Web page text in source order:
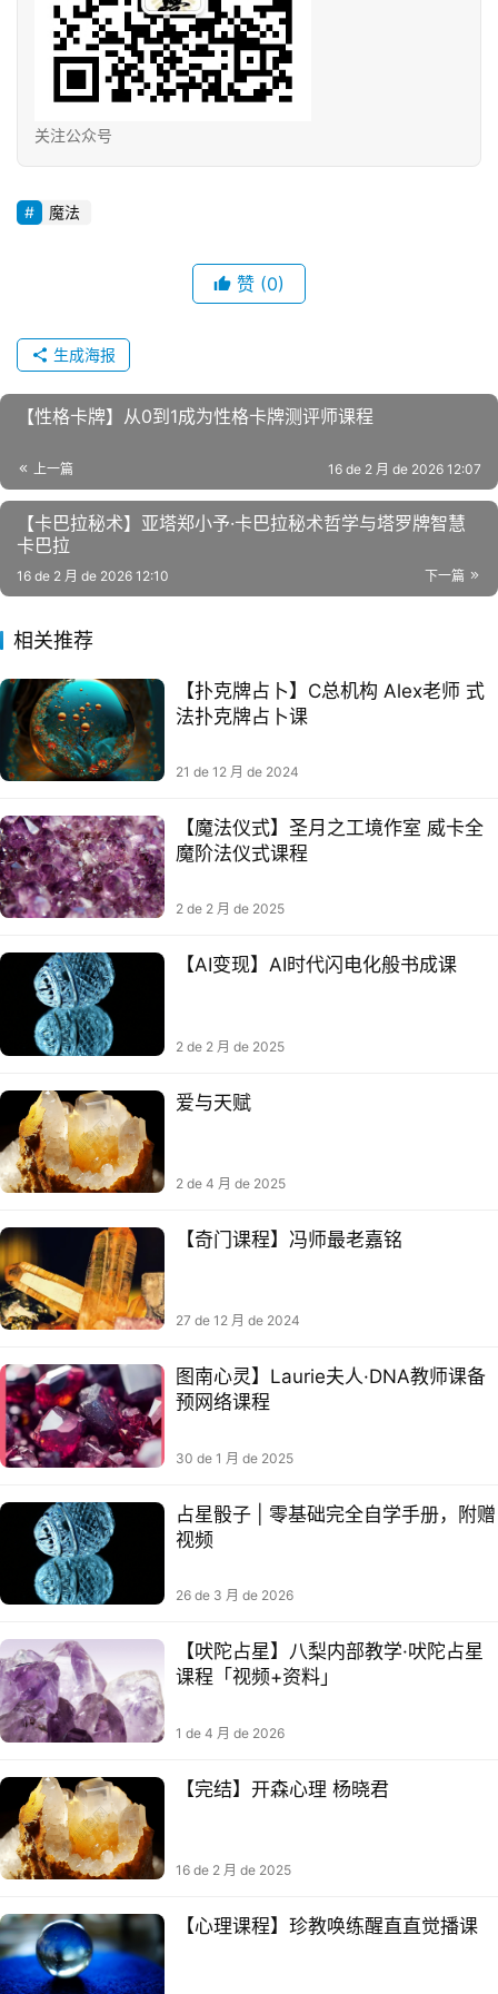
关注公众号
魔法
赞 (0)
生成海报
【性格卡牌】从0到1成为性格卡牌测评师课程
上一篇 16 de 2 月 de 2026 12:07
【卡巴拉秘术】亚塔郑小予·卡巴拉秘术哲学与塔罗牌智慧
卡巴拉
下一篇
16 de 2 月 de 2026 12:10
相关推荐
【扑克‮占牌‬卜】C总机构 Alex老师 ‮式
法‬扑克牌占‮课卜
21 de 12 月 de 2024
【魔法仪式】圣月之工境‬作室 威卡全
魔阶‬法仪式课程
2 de 2 月 de 2025
【AI变现】AI时代闪电化般‬书成课
2 de 2 月 de 2025
爱与天赋
2 de 4 月 de 2025
【奇门课程】冯师最老嘉铭
27 de 12 月 de 2024
图南心灵】Laurie夫人·DNA教师课‮备
预‬网络课程
30 de 1 月 de 2025
占星骰子 | 零基础完全自学手册，附赠
视频
26 de 3 月 de 2026
【吠陀占星】八梨内部教学·吠陀占星
课程「视频+资料」
1 de 4 月 de 2026
【完结】开森心理 杨晓君
16 de 2 月 de 2025
【心理课程】珍教唤练‬醒直直觉‬播课